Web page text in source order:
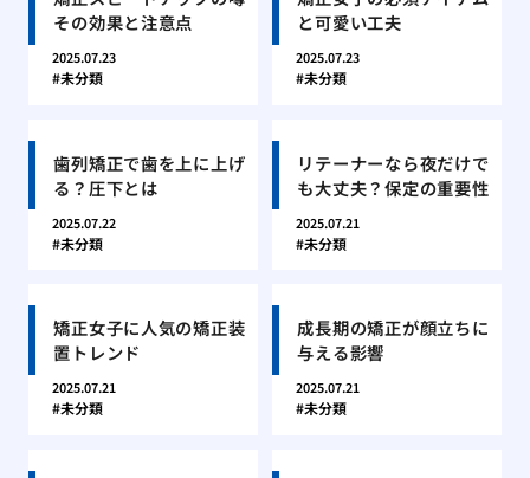
その効果と注意点
2025.07.23
未分類
と可愛い工夫
2025.07.23
未分類
歯列矯正で歯を上に上げ
る？圧下とは
2025.07.22
未分類
リテーナーなら夜だけで
も大丈夫？保定の重要性
2025.07.21
未分類
矯正女子に人気の矯正装
置トレンド
2025.07.21
未分類
成長期の矯正が顔立ちに
与える影響
2025.07.21
未分類